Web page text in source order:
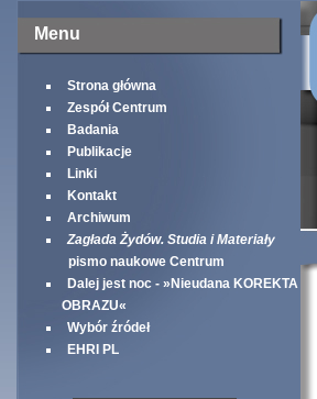
Menu
Strona główna
Zespół Centrum
Badania
Publikacje
Linki
Kontakt
Archiwum
Zagłada Żydów. Studia i Materiały
pismo naukowe Centrum
Dalej jest noc - »Nieudana KOREKTA
OBRAZU«
Wybór źródeł
EHRI PL